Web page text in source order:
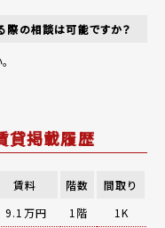
際の相談は可能ですか？
貸掲載履歴
賃料 階数
間取り
9.1万円 1階
1K